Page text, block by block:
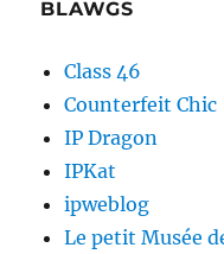
BLAWGS
Class 46
Counterfeit Chic
IP Dragon
IPKat
ipweblog
Le petit Musée